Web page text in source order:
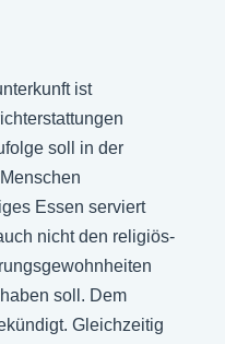
ist
soll in der
Essen serviert
nicht den religiös-
soll. Dem
Gleichzeitig